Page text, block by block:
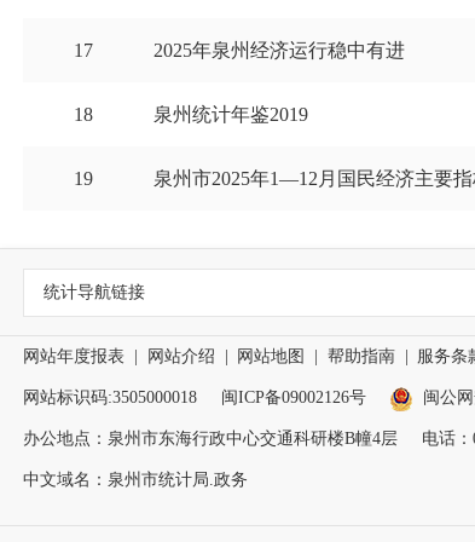
17 2025年泉州经济运行稳中有进
18 泉州统计年鉴2019
19 泉州市2025年1—12月国民经济主要
统计导航链接
网站年度报表 网站介绍 网站地图 帮助指南 服务条
网站标识码:3505000018 闽ICP备09002126号 闽公
办公地点：泉州市东海行政中心交通科研楼B幢4层 电话：
中文域名：泉州市统计局.政务